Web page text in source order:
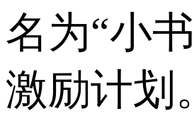
名为“小
激励计划